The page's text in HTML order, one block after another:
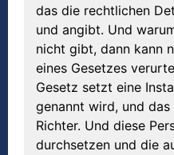
das die rechtlichen
und angibt. Und
nicht gibt, dann kann
eines Gesetzes
Gesetz setzt eine
genannt wird, und
Richter. Und diese
durchsetzen und die